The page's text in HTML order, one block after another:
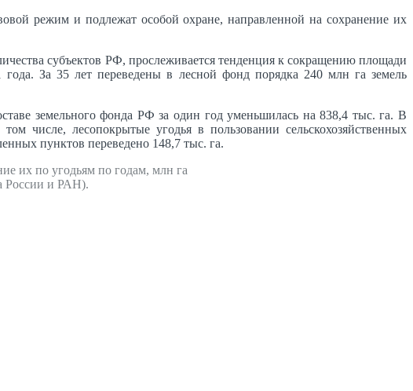
режим и подлежат особой охране, направленной на сохранение их
субъектов РФ, прослеживается тенденция к сокращению площади
года. За 35 лет переведены в лесной фонд порядка 240 млн га земель
земельного фонда РФ за один год уменьшилась на 838,4 тыс. га. В
числе, лесопокрытые угодья в пользовании сельскохозяйственных
пунктов переведено 148,7 тыс. га.
их по угодьям по годам, млн га
России и РАН).